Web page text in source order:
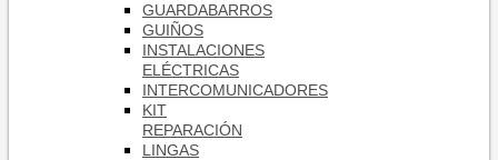
GUARDABARROS
GUIÑOS
INSTALACIONES
ELÉCTRICAS
INTERCOMUNICADORES
KIT
REPARACIÓN
LINGAS